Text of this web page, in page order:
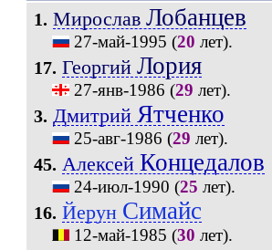
1. Мирослав Лобанцев
27-май-1995 (20 лет).
17. Георгий Лория
27-янв-1986 (29 лет).
3. Дмитрий Ятченко
25-авг-1986 (29 лет).
45. Алексей Концедалов
24-июл-1990 (25 лет).
16. Йерун Симайс
12-май-1985 (30 лет).